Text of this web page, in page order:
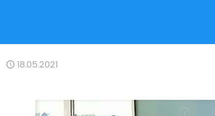
18.05.2021